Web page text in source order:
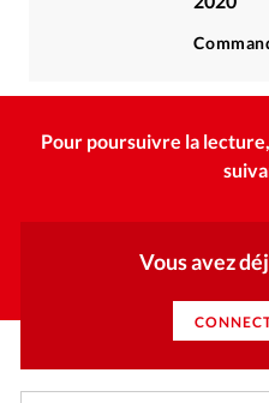
Pour poursuivre la
Vous avez